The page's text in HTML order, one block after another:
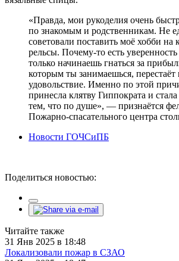
«Правда, мои рукоделия очень
по знакомым и родственникам. Не
советовали поставить моё хобби на
рельсы. Почему-то есть
только начинаешь гнаться за
которым ты занимаешься, перестаёт
удовольствие. Именно по этой
принесла клятву Гиппократа и стала
тем, что по душе», — признаётся
Пожарно-спасательного центра
Новости ГОЧСиПБ
Поделиться новостью:
Читайте также
31 Янв 2025 в 18:48
Локализовали пожар в СЗАО